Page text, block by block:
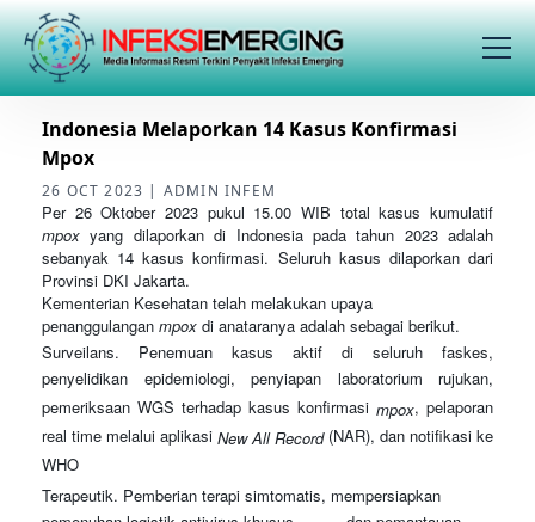
Indonesia Melaporkan 14 Kasus Konfirmasi
Mpox
26 OCT 2023 | ADMIN INFEM
Per 26 Oktober 2023 pukul 15.00 WIB total kasus kumulatif
mpox yang dilaporkan di Indonesia pada tahun 2023 adalah
sebanyak 14 kasus konfirmasi. Seluruh kasus dilaporkan dari
Provinsi DKI Jakarta.
Kementerian Kesehatan telah melakukan upaya
penanggulangan mpox di anataranya adalah sebagai berikut.
Surveilans. Penemuan kasus aktif di seluruh faskes,
penyelidikan epidemiologi, penyiapan laboratorium rujukan,
pemeriksaan WGS terhadap kasus konfirmasi mpox, pelaporan
real time melalui aplikasi New All Record(NAR), dan notifikasi ke
WHO
Terapeutik. Pemberian terapi simtomatis, mempersiapkan